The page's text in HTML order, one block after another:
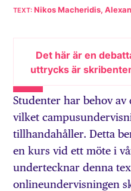
Nikos Macheridis,
Det här är en
uttrycks är
Studenter har behov av
vilket
tillhandahåller. Detta
en kurs vid ett möte i
undertecknar denna
onlineundervisningen